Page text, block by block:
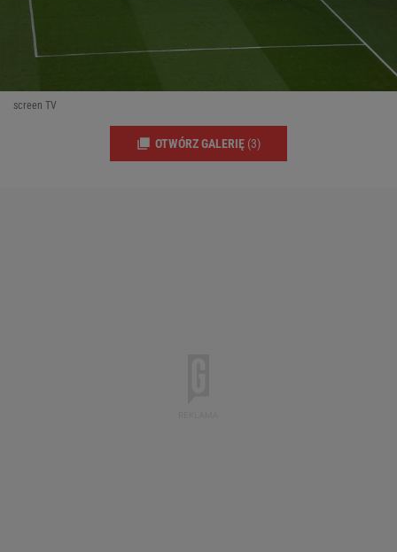
screen TV
OTWÓRZ GALERIĘ (3)